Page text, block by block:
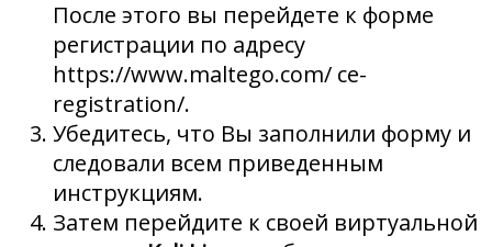
После этого вы перейдете к форме
регистрации по адресу
https://www.maltego.com/ ce-
registration/.
Убедитесь, что Вы заполнили форму и
следовали всем приведенным
инструкциям.
Затем перейдите к своей виртуальной